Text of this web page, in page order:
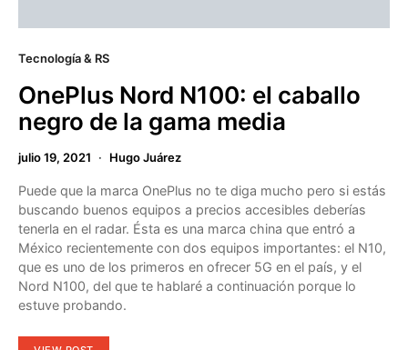
Tecnología & RS
OnePlus Nord N100: el caballo
negro de la gama media
julio 19, 2021 Hugo Juárez
Puede que la marca OnePlus no te diga mucho pero si estás
buscando buenos equipos a precios accesibles deberías
tenerla en el radar. Ésta es una marca china que entró a
México recientemente con dos equipos importantes: el N10,
que es uno de los primeros en ofrecer 5G en el país, y el
Nord N100, del que te hablaré a continuación porque lo
estuve probando.